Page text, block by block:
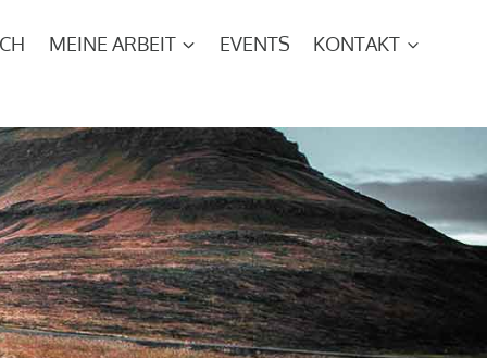
MEINE ARBEIT EVENTS KONTAKT